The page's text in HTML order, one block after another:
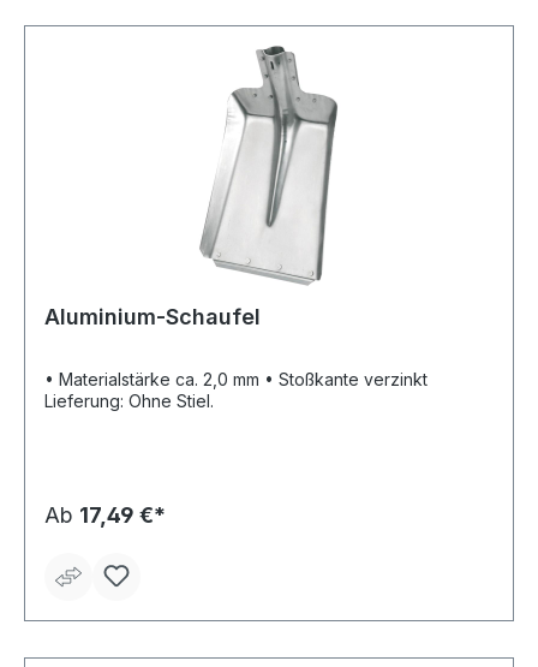
Aluminium-Schaufel
• Materialstärke ca. 2,0 mm • Stoßkante verzinkt
Lieferung: Ohne Stiel.
Ab 17,49 €*